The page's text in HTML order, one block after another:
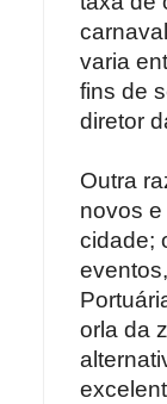
varia
fins de
diretor
Outra
novos
cidade;
orla da